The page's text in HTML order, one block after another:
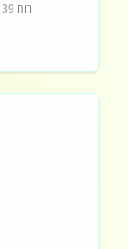
רוח 39 מעלות